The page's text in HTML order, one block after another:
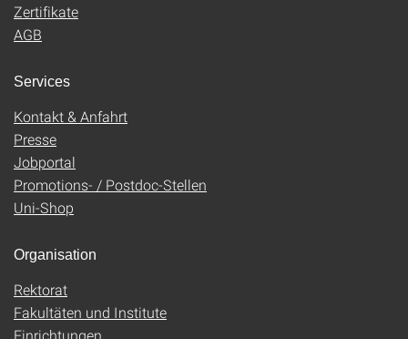
Zertifikate
AGB
Services
Kontakt & Anfahrt
Presse
Jobportal
Promotions- / Postdoc-Stellen
Uni-Shop
Organisation
Rektorat
Fakultäten und Institute